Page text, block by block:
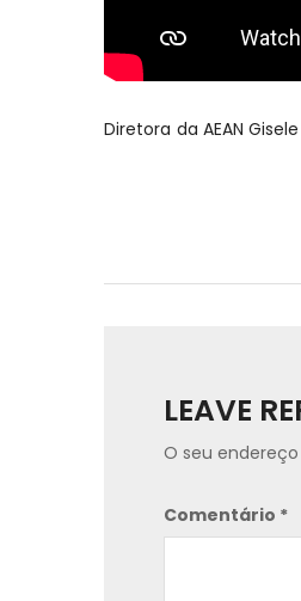
Diretora da AEAN
LEAVE
O seu
Comentário *